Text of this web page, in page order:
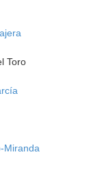
Toro
Miranda